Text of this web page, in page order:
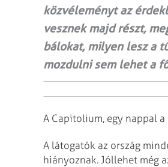
közvéleményt az
vesznek majd részt,
bálokat, milyen lesz a
mozdulni sem lehet a
A Capitolium, egy nappal
A látogatók az ország
hiányoznak. Jóllehet még